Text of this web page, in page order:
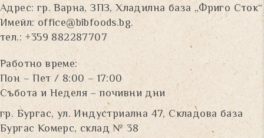
Адрес: гр. Варна, ЗПЗ, Хладилна база „Фриго Сток“
Имейл: office@bibfoods.bg.
тел.: +359 882287707
Работно време:
Пон – Пет / 8:00 – 17:00
Събота и Неделя – почивни дни
гр. Бургас, ул. Индустриална 47, Складова база
Бургас Комерс, склад № 38